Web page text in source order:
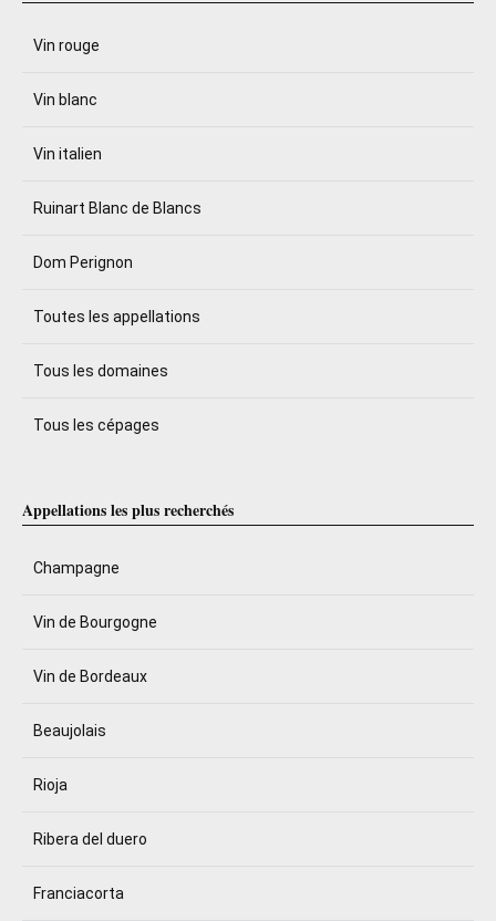
Vin rouge
Vin blanc
Vin italien
Ruinart Blanc de Blancs
Dom Perignon
Toutes les appellations
Tous les domaines
Tous les cépages
Appellations les plus recherchés
Champagne
Vin de Bourgogne
Vin de Bordeaux
Beaujolais
Rioja
Ribera del duero
Franciacorta